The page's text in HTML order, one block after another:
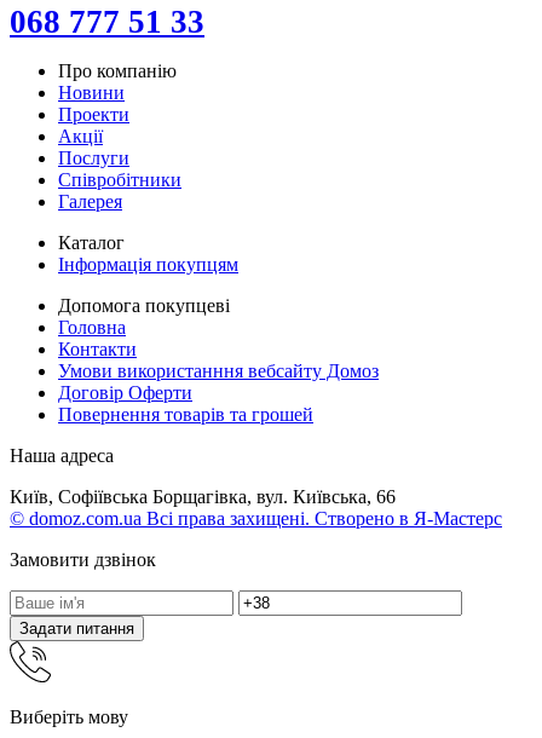
068 777 51 33
Про компанію
Новини
Проекти
Акції
Послуги
Співробітники
Галерея
Каталог
Інформація покупцям
Допомога покупцеві
Головна
Контакти
Умови використанння вебсайту Домоз
Договір Оферти
Повернення товарів та грошей
Наша адреса
Київ, Софіївська Борщагівка, вул. Київська, 66
© domoz.com.ua Всі права захищені. Створено в Я-Мастерс
Замовити дзвінок
Задати питання
Виберіть мову